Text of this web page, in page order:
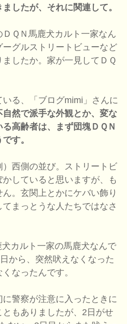
したが、それに関連して。
ＱＮ馬鹿犬カルト一家なん
グルストリートビューなど
したか。家が一見してＤＱ
る、「ブログmimi」さんに
自然で派手な外観とか、変な
高齢者は、まず団塊ＤＱＮ
す。
西側の並び。ストリートビ
していると思いますが、も
。玄関上とかにケバい飾り
まっとうな人たちではなさ
カルト一家の馬鹿犬なんで
から、突然吠えなくなった
なったんです。
警察が注意に入ったときに
もありましたが、2日がせ